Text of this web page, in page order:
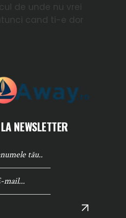
de unde nu vrei
cand ti-e dor
NEWSLETTER